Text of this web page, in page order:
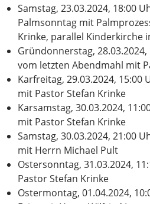
Samstag, 23.03.2024, 18:00
Palmsonntag mit
Krinke, parallel Kinderkirche
Gründonnerstag, 28.03.2024,
vom letzten Abendmahl mit
Karfreitag, 29.03.2024,
mit Pastor Stefan Krinke
Karsamstag, 30.03.2024,
mit Pastor Stefan Krinke
Samstag, 30.03.2024, 21:00
mit Herrn Michael Pult
Ostersonntag, 31.03.2024,
Pastor Stefan Krinke
Ostermontag, 01.04.2024,